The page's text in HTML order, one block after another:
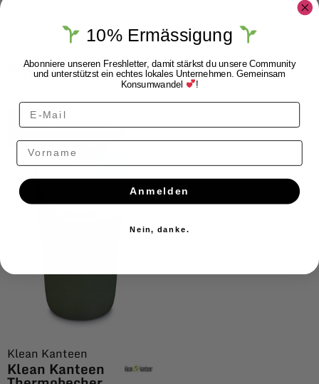
More Styles
$ALE
Klean Kanteen
Klean Kanteen
10% Ermässigung
Abonniere unseren Freshletter, damit stärkst du unsere Community
und unterstützst ein echtes lokales Unternehmen. Gemeinsam
Konsumwandel !
Vorname
Anmelden
Nein, danke.